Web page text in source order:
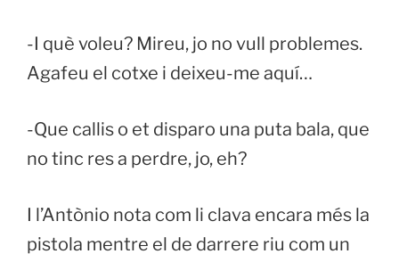
-I què voleu? Mireu, jo no vull problemes.
Agafeu el cotxe i deixeu-me aquí…
-Que callis o et disparo una puta bala, que
no tinc res a perdre, jo, eh?
I l’Antònio nota com li clava encara més la
pistola mentre el de darrere riu com un